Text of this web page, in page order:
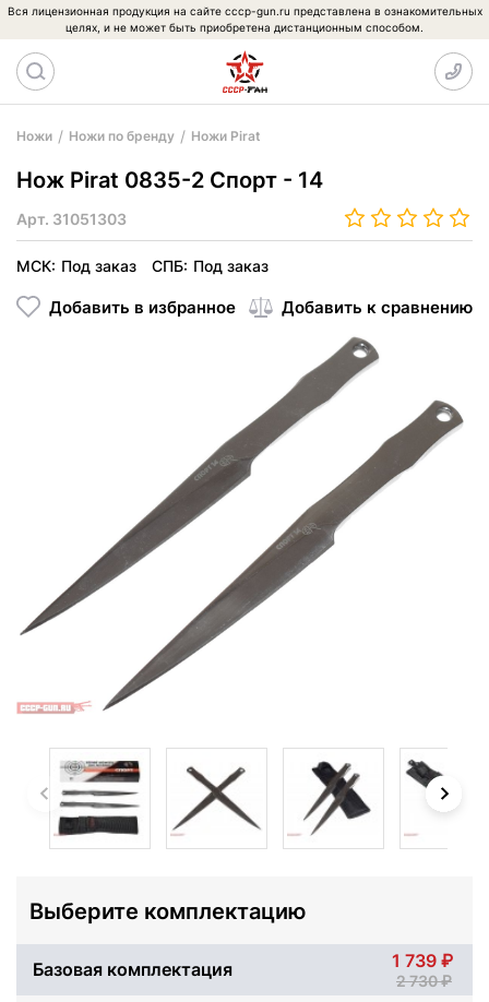
Вся лицензионная продукция на сайте cccp-gun.ru представлена в ознакомительных
целях, и не может быть приобретена дистанционным способом.
Ножи Ножи по бренду Ножи Pirat
Нож Pirat 0835-2 Спорт - 14
Арт. 31051303
МСК: Под заказ СПБ: Под заказ
Добавить в избранное Добавить к сравнению
Выберите комплектацию
Базовая комплектация 1 739
2 730